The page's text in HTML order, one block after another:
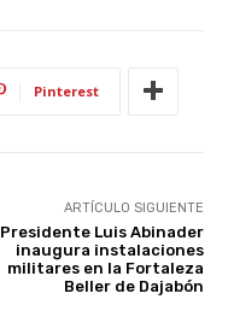
Pinterest
ARTÍCULO SIGUIENTE
Presidente Luis Abinader
inaugura instalaciones
militares en la Fortaleza
Beller de Dajabón